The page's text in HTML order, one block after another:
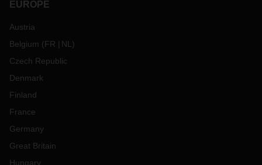
EUROPE
Austria
Belgium (FR NL )
Czech Republic
Denmark
Finland
France
Germany
Great Britain
Hungary